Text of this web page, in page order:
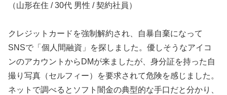
（山形在住 / 30代 男性 / 契約社員）
クレジットカードを強制解約され、自暴自棄になって
SNSで「個人間融資」を探しました。優しそうなアイコ
ンのアカウントからDMが来ましたが、身分証を持った自
撮り写真（セルフィー）を要求されて危険を感じました。
ネットで調べるとソフト闇金の典型的な手口だと分かり、